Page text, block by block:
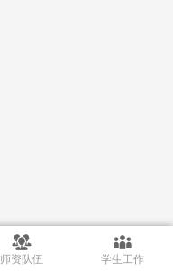
师资队伍 学生工作